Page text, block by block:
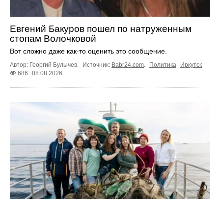
Евгений Бакуров пошел по натруженным
стопам Волочковой
Вот сложно даже как-то оценить это сообщение.
Автор: Георгий Булычев. Источник: Babr24.com Политика
Иркутск
686
08.08.2026